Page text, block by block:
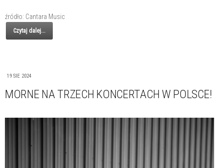
źródło: Cantara Music
Czytaj dalej...
19 SIE 2024
MORNE NA TRZECH KONCERTACH W POLSCE!